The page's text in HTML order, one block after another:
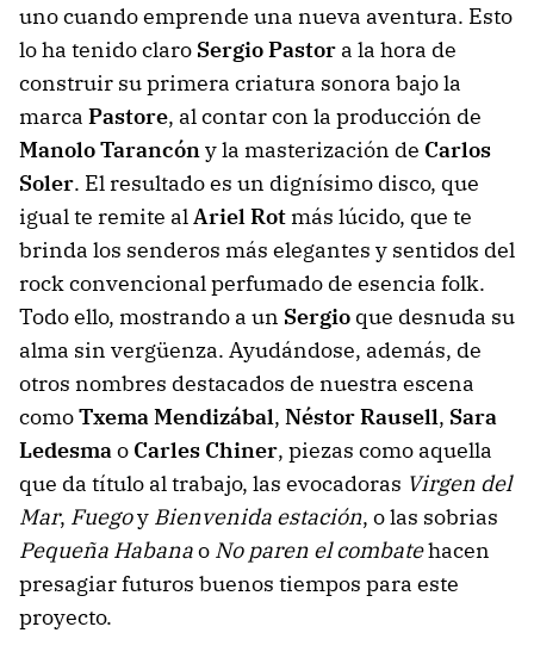
uno cuando emprende una nueva aventura. Esto
lo ha tenido claro Sergio Pastor a la hora de
construir su primera criatura sonora bajo la
marca Pastore, al contar con la producción de
Manolo Tarancóny la masterización de Carlos
Soler. El resultado es un dignísimo disco, que
igual te remite alAriel Rotmás lúcido, que te
brinda los senderos más elegantes y sentidos del
rock convencional perfumado de esencia folk.
Todo ello, mostrando a un Sergio que desnuda su
alma sin vergüenza. Ayudándose, además, de
otros nombres destacados de nuestra escena
comoTxema Mendizábal, Néstor Rausell, Sara
Ledesmao Carles Chiner, piezas como aquella
que da título al trabajo, las evocadoras Virgen del
Mar, Fuegoy Bienvenida estación, o las sobrias
Pequeña Habanao No paren el combatehacen
presagiar futuros buenos tiempos para este
proyecto.